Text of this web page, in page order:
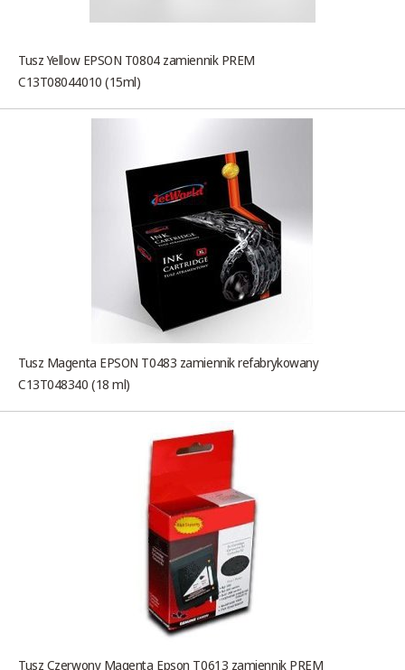
Tusz Yellow EPSON T0804 zamiennik PREM
C13T08044010 (15ml)
Tusz Magenta EPSON T0483 zamiennik refabrykowany
C13T048340 (18 ml)
Tusz Czerwony Magenta Epson T0613 zamiennik PREM